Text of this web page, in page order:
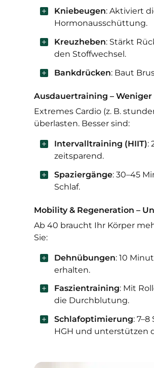
Kniebeugen: Aktiviert
Hormonausschüttung.
Kreuzheben: Stärkt
den Stoffwechsel.
Bankdrücken: Baut
Ausdauertraining –
Extremes Cardio (z. B.
überlasten. Besser sind:
Intervalltraining (HIIT):
zeitsparend.
Spaziergänge: 30–45
Schlaf.
Mobility & Regeneration –
Ab 40 braucht Ihr Körper
Sie:
Dehnübungen: 10
erhalten.
Faszientraining: Mit
die Durchblutung.
Schlafoptimierung:
HGH und unterstützen